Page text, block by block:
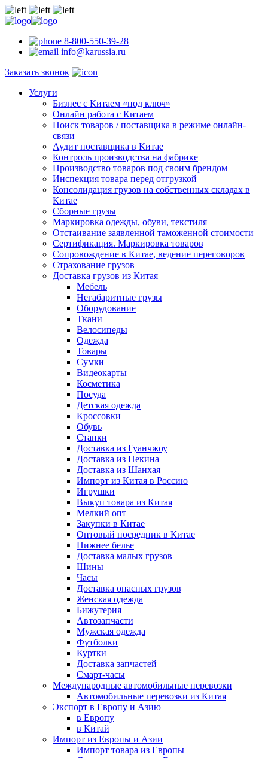
8-800-550-39-28
info@karussia.ru
Заказать звонок
Услуги
Бизнес с Китаем «под ключ»
Онлайн работа с Китаем
Поиск товаров / поставщика в режиме онлайн-
связи
Аудит поставщика в Китае
Контроль производства на фабрике
Производство товаров под своим брендом
Инспекция товара перед отгрузкой
Консолидация грузов на собственных складах в
Китае
Сборные грузы
Маркировка одежды, обуви, текстиля
Отстаивание заявленной таможенной стоимости
Сертификация. Маркировка товаров
Сопровождение в Китае, ведение переговоров
Страхование грузов
Доставка грузов из Китая
Мебель
Негабаритные грузы
Оборудование
Ткани
Велосипеды
Одежда
Товары
Сумки
Видеокарты
Косметика
Посуда
Детская одежда
Кроссовки
Обувь
Станки
Доставка из Гуанчжоу
Доставка из Пекина
Доставка из Шанхая
Импорт из Китая в Россию
Игрушки
Выкуп товара из Китая
Мелкий опт
Закупки в Китае
Оптовый посредник в Китае
Нижнее белье
Доставка малых грузов
Шины
Часы
Доставка опасных грузов
Женская одежда
Бижутерия
Автозапчасти
Мужская одежда
Футболки
Куртки
Доставка запчастей
Смарт-часы
Международные автомобильные перевозки
Автомобильные перевозки из Китая
Экспорт в Европу и Азию
в Европу
в Китай
Импорт из Европы и Азии
Импорт товара из Европы